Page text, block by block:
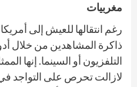
مغربيات
رغم انتقالها للعيش إلى
ذاكرة المشاهدين من خلال
التلفزيون أو السينما. إنها
لازالت تحرص على التواجد